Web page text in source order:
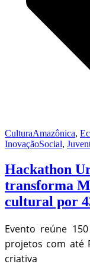
CulturaAmazônica,
InovaçãoSocial,
Hackathon
transforma
cultural por
Evento reúne
projetos com até
criativa